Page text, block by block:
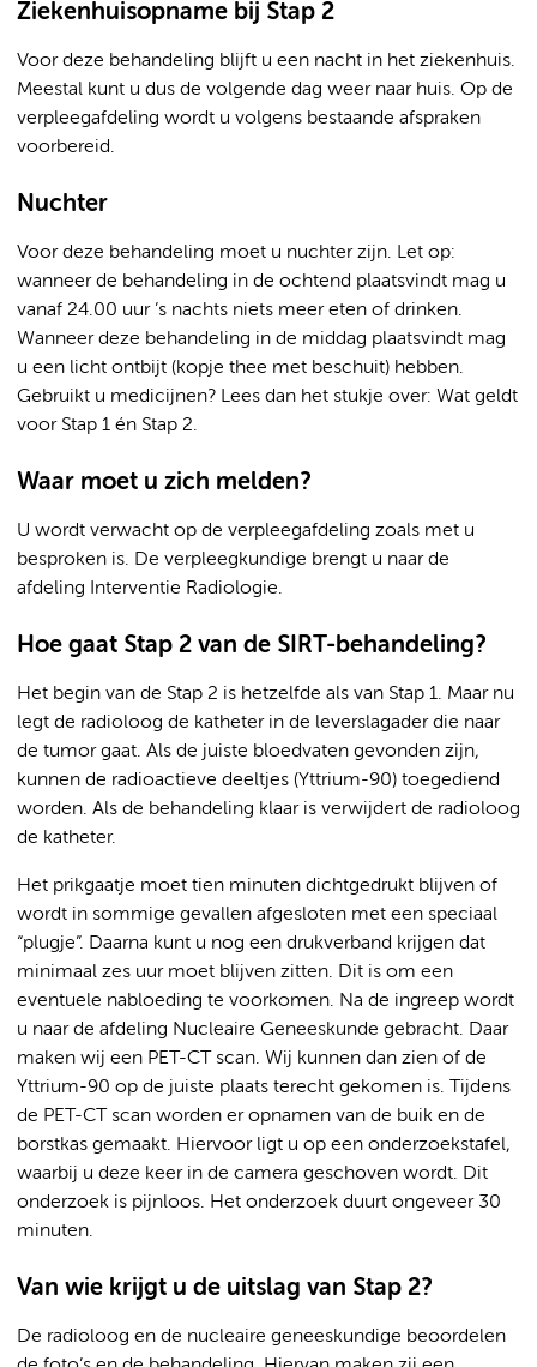
Ziekenhuisopname bij Stap 2
Voor deze behandeling blijft u een nacht in het ziekenhuis.
Meestal kunt u dus de volgende dag weer naar huis. Op de
verpleegafdeling wordt u volgens bestaande afspraken
voorbereid.
Nuchter
Voor deze behandeling moet u nuchter zijn. Let op:
wanneer de behandeling in de ochtend plaatsvindt mag u
vanaf 24.00 uur ’s nachts niets meer eten of drinken.
Wanneer deze behandeling in de middag plaatsvindt mag
u een licht ontbijt (kopje thee met beschuit) hebben.
Gebruikt u medicijnen? Lees dan het stukje over: Wat geldt
voor Stap 1 én Stap 2.
Waar moet u zich melden?
U wordt verwacht op de verpleegafdeling zoals met u
besproken is. De verpleegkundige brengt u naar de
afdeling Interventie Radiologie.
Hoe gaat Stap 2 van de SIRT-behandeling?
Het begin van de Stap 2 is hetzelfde als van Stap 1. Maar nu
legt de radioloog de katheter in de leverslagader die naar
de tumor gaat. Als de juiste bloedvaten gevonden zijn,
kunnen de radioactieve deeltjes (Yttrium-90) toegediend
worden. Als de behandeling klaar is verwijdert de radioloog
de katheter.
Het prikgaatje moet tien minuten dichtgedrukt blijven of
wordt in sommige gevallen afgesloten met een speciaal
“plugje”. Daarna kunt u nog een drukverband krijgen dat
minimaal zes uur moet blijven zitten. Dit is om een
eventuele nabloeding te voorkomen. Na de ingreep wordt
u naar de afdeling Nucleaire Geneeskunde gebracht. Daar
maken wij een PET-CT scan. Wij kunnen dan zien of de
Yttrium-90 op de juiste plaats terecht gekomen is. Tijdens
de PET-CT scan worden er opnamen van de buik en de
borstkas gemaakt. Hiervoor ligt u op een onderzoekstafel,
waarbij u deze keer in de camera geschoven wordt. Dit
onderzoek is pijnloos. Het onderzoek duurt ongeveer 30
minuten.
Van wie krijgt u de uitslag van Stap 2?
De radioloog en de nucleaire geneeskundige beoordelen